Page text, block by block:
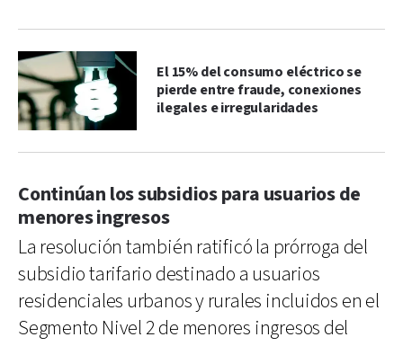
El 15% del consumo eléctrico se
pierde entre fraude, conexiones
ilegales e irregularidades
Continúan los subsidios para usuarios de
menores ingresos
La resolución también ratificó la prórroga del
subsidio tarifario destinado a usuarios
residenciales urbanos y rurales incluidos en el
Segmento Nivel 2 de menores ingresos del